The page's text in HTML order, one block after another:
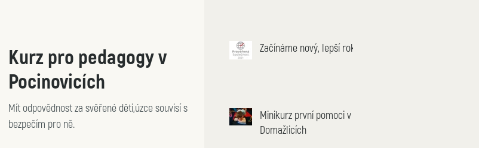
Kurz pro pedagogy v
Pocinovicích
Mít odpovědnost za svěřené děti,úzce souvisí s
bezpečím pro ně.
Začínáme nový, lepší rok
Minikurz první pomoci v
Domažlicích